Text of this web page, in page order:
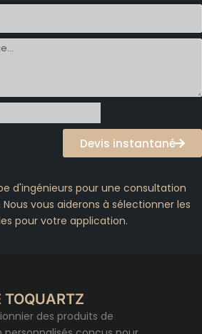
Devis instantané
d'ingénieurs pour une consultation
vous aiderons à sélectionner les
pour votre application.
TOQUARTZ
des produits de